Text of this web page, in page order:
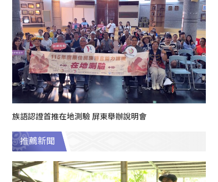
族語認證首推在地測驗 屏東舉辦說明會
推薦新聞